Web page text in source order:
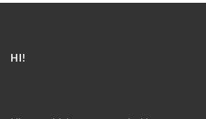
HI!